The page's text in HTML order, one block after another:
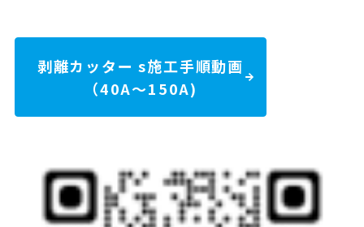
剥離カッター s施工手順動画
（40A～150A)